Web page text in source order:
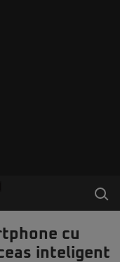
cu
inteligent